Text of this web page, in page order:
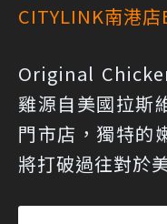
CITYLINK南港店
Original
雞源自美國拉斯
門市店，獨特的
將打破過往對於